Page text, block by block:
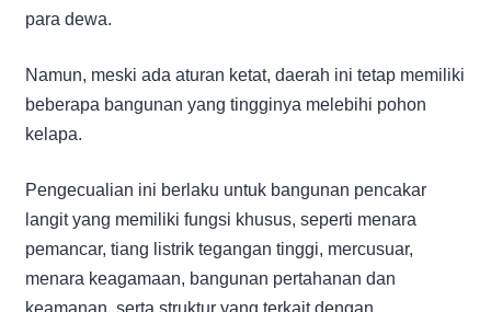
para dewa.
Namun, meski ada aturan ketat, daerah ini tetap memiliki
beberapa bangunan yang tingginya melebihi pohon
kelapa.
Pengecualian ini berlaku untuk bangunan pencakar
langit yang memiliki fungsi khusus, seperti menara
pemancar, tiang listrik tegangan tinggi, mercusuar,
menara keagamaan, bangunan pertahanan dan
keamanan, serta struktur yang terkait dengan